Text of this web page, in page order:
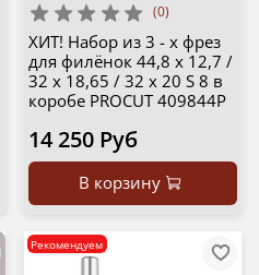
(0)
ХИТ! Набор из 3 - х фрез
для филёнок 44,8 x 12,7 /
32 x 18,65 / 32 x 20 S 8 в
коробе PROCUT 409844P
14 250 Руб
В корзину
Рекомендуем